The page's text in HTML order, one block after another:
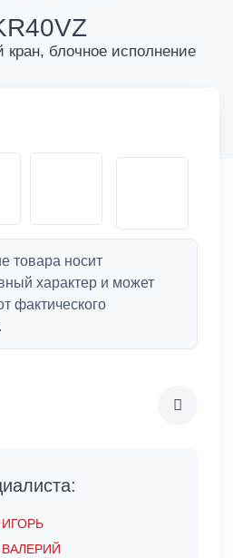
блочное исполнение
товара носит
характер и может
фактического
ИГОРЬ
ВАЛЕРИЙ